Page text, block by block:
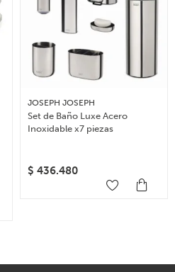
JOSEPH JOSEPH
Set de Baño Luxe Acero
Inoxidable x7 piezas
$ 436.480